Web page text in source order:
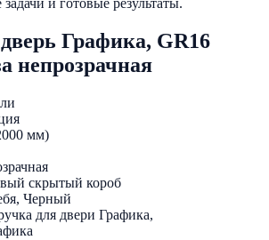
и готовые результаты.
Графика, GR16
непрозрачная
мм)
скрытый короб
Черный
для двери Графика,